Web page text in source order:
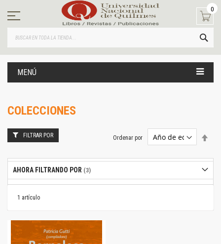
contenido
0
MENÚ
COLECCIONES
1 artículo
Ordenar por
FILTRAR POR
AHORA FILTRANDO POR